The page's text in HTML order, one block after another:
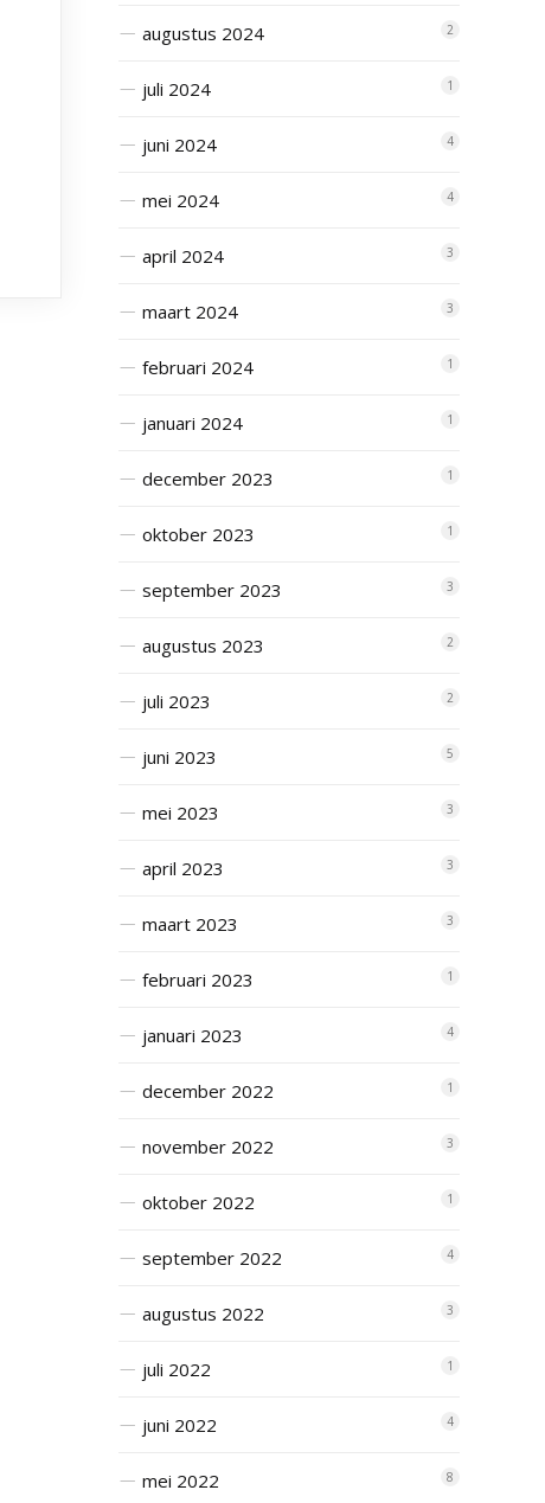
augustus 2024 2
juli 2024 1
juni 2024 4
mei 2024 4
april 2024 3
maart 2024 3
februari 2024 1
januari 2024 1
december 2023 1
oktober 2023 1
september 2023 3
augustus 2023 2
juli 2023 2
juni 2023 5
mei 2023 3
april 2023 3
maart 2023 3
februari 2023 1
januari 2023 4
december 2022 1
november 2022 3
oktober 2022 1
september 2022 4
augustus 2022 3
juli 2022 1
juni 2022 4
mei 2022 8